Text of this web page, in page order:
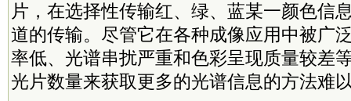
片，在选择性传输红、绿、蓝某一颜色信
道的传输。尽管它在各种成像应用中被广
率低、光谱串扰严重和色彩呈现质量较差
光片数量来获取更多的光谱信息的方法难